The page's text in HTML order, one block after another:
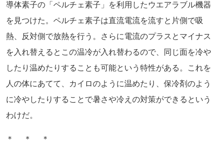
導体素子の「ペルチェ素子」を利用したウエアラブル機器
を見つけた。ペルチェ素子は直流電流を流すと片側で吸
熱、反対側で放熱を行う。さらに電流のプラスとマイナス
を入れ替えるとこの温冷が入れ替わるので、同じ面を冷や
したり温めたりすることも可能という特性がある。これを
人の体にあてて、カイロのように温めたり、保冷剤のよう
に冷やしたりすることで暑さや冷えの対策ができるという
わけだ。
＊ ＊ ＊